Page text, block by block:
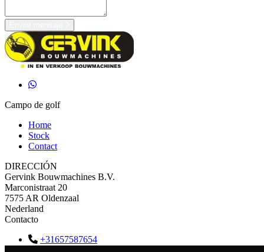
Campo de golf
Home
Stock
Contact
DIRECCIÓN
Gervink Bouwmachines B.V.
Marconistraat 20
7575 AR Oldenzaal
Nederland
Contacto
+31657587654